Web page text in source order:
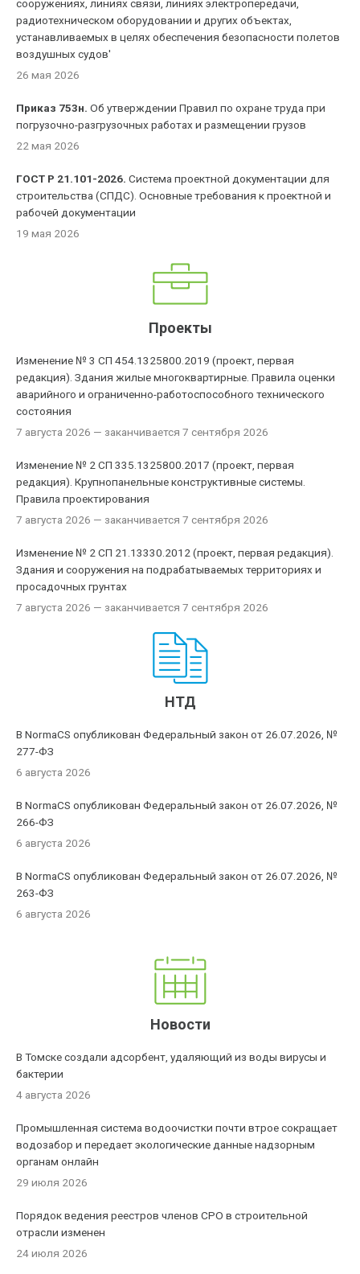
сооружениях, линиях связи, линиях электропередачи,
радиотехническом оборудовании и других объектах,
устанавливаемых в целях обеспечения безопасности полетов
воздушных судов'
26 мая 2026
Приказ 753н. Об утверждении Правил по охране труда при
погрузочно-разгрузочных работах и размещении грузов
22 мая 2026
ГОСТ Р 21.101-2026. Система проектной документации для
строительства (СПДС). Основные требования к проектной и
рабочей документации
19 мая 2026
Проекты
Изменение № 3 СП 454.1325800.2019 (проект, первая
редакция). Здания жилые многоквартирные. Правила оценки
аварийного и ограниченно-работоспособного технического
состояния
7 августа 2026 — заканчивается 7 сентября 2026
Изменение № 2 СП 335.1325800.2017 (проект, первая
редакция). Крупнопанельные конструктивные системы.
Правила проектирования
7 августа 2026 — заканчивается 7 сентября 2026
Изменение № 2 СП 21.13330.2012 (проект, первая редакция).
Здания и сооружения на подрабатываемых территориях и
просадочных грунтах
7 августа 2026 — заканчивается 7 сентября 2026
НТД
В NormaCS опубликован Федеральный закон от 26.07.2026, №
277-ФЗ
6 августа 2026
В NormaCS опубликован Федеральный закон от 26.07.2026, №
266-ФЗ
6 августа 2026
В NormaCS опубликован Федеральный закон от 26.07.2026, №
263-ФЗ
6 августа 2026
Новости
В Томске создали адсорбент, удаляющий из воды вирусы и
бактерии
4 августа 2026
Промышленная система водоочистки почти втрое сокращает
водозабор и передает экологические данные надзорным
органам онлайн
29 июля 2026
Порядок ведения реестров членов СРО в строительной
отрасли изменен
24 июля 2026